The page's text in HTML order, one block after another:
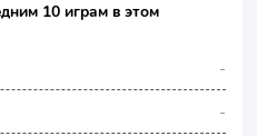
10 играм в этом
-
-